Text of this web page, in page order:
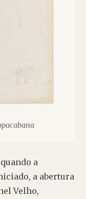
a
a abertura
Velho,